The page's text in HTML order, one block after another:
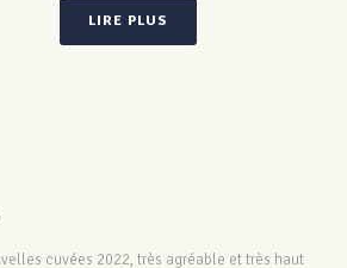
LIRE PLUS
cuvées 2022, très agréable et très haut